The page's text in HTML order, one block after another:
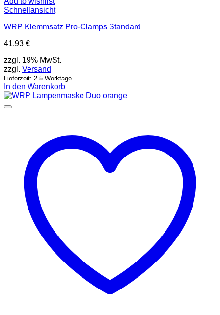
Schnellansicht
WRP Klemmsatz Pro-Clamps Standard
41,93 €
zzgl. 19% MwSt.
zzgl. Versand
Lieferzeit: 2-5 Werktage
In den Warenkorb